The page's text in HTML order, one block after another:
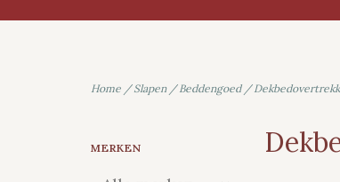
Home /Slapen/Beddengoed/
MERKEN